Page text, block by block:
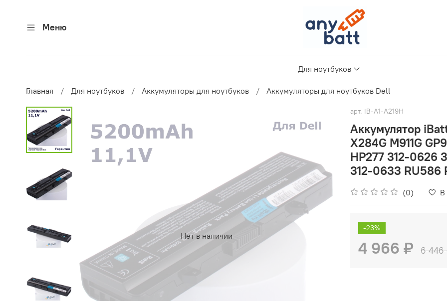
Меню
Для ноутбуков
Главная Для ноутбуков Аккумуляторы для ноутбуков Аккумуляторы для ноутбуков Dell
Нет в наличии
арт. iB-A1-A219H
Аккумулятор
X284G M911G
HP277 312-0626
312-0633 RU586
(0) В
-23%
4 966 ₽ 6 446